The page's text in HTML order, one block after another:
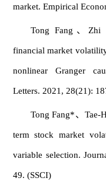
market. Empirical
Tong Fang、Zhi
financial market
nonlinear Granger
Letters. 2021, 28(21):
Tong Fang*、Tae-
term stock market
variable selection.
49. (SSCI)